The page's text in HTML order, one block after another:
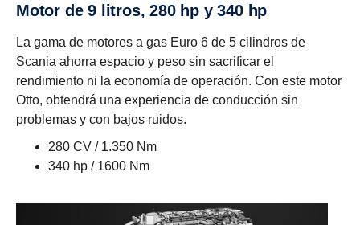
Motor de 9 litros, 280 hp y 340 hp
La gama de motores a gas Euro 6 de 5 cilindros de
Scania ahorra espacio y peso sin sacrificar el
rendimiento ni la economía de operación. Con este motor
Otto, obtendrá una experiencia de conducción sin
problemas y con bajos ruidos.
280 CV / 1.350 Nm
340 hp / 1600 Nm